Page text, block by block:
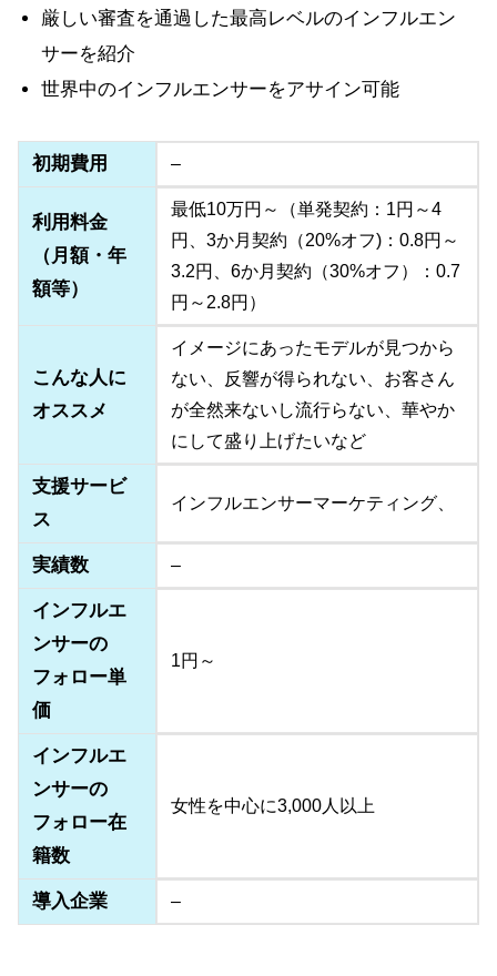
厳しい審査を通過した最高レベルのインフルエン
サーを紹介
世界中のインフルエンサーをアサイン可能
初期費用 –
利用料金
（月額・年
額等）
最低10万円～（単発契約：1円～4
円、3か月契約（20%オフ)：0.8円～
3.2円、6か月契約（30%オフ）：0.7
円～2.8円）
こんな人に
オススメ
イメージにあったモデルが見つから
ない、反響が得られない、お客さん
が全然来ないし流行らない、華やか
にして盛り上げたいなど
支援サービ
ス
インフルエンサーマーケティング、
実績数 –
インフルエ
ンサーの
フォロー単
価
1円～
インフルエ
ンサーの
フォロー在
籍数
女性を中心に3,000人以上
導入企業 –